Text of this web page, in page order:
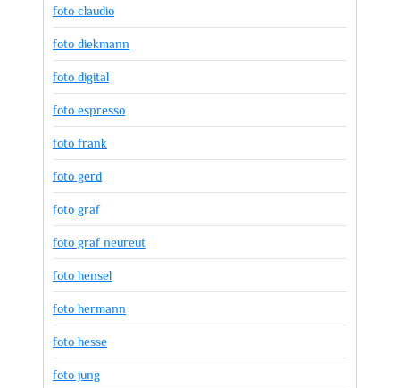
foto claudio
foto diekmann
foto digital
foto espresso
foto frank
foto gerd
foto graf
foto graf neureut
foto hensel
foto hermann
foto hesse
foto jung